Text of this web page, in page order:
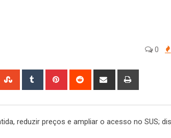
0
StumbleUpon
Tumblr Pinterest Reddit
Share
reduzir preços e ampliar o acesso no SUS;